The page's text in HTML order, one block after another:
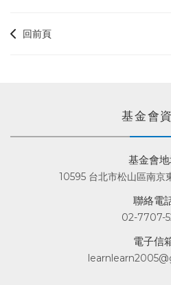
回前頁
基金會
基金會
10595 台北市松山區南
聯絡電
02-7707-
電子信